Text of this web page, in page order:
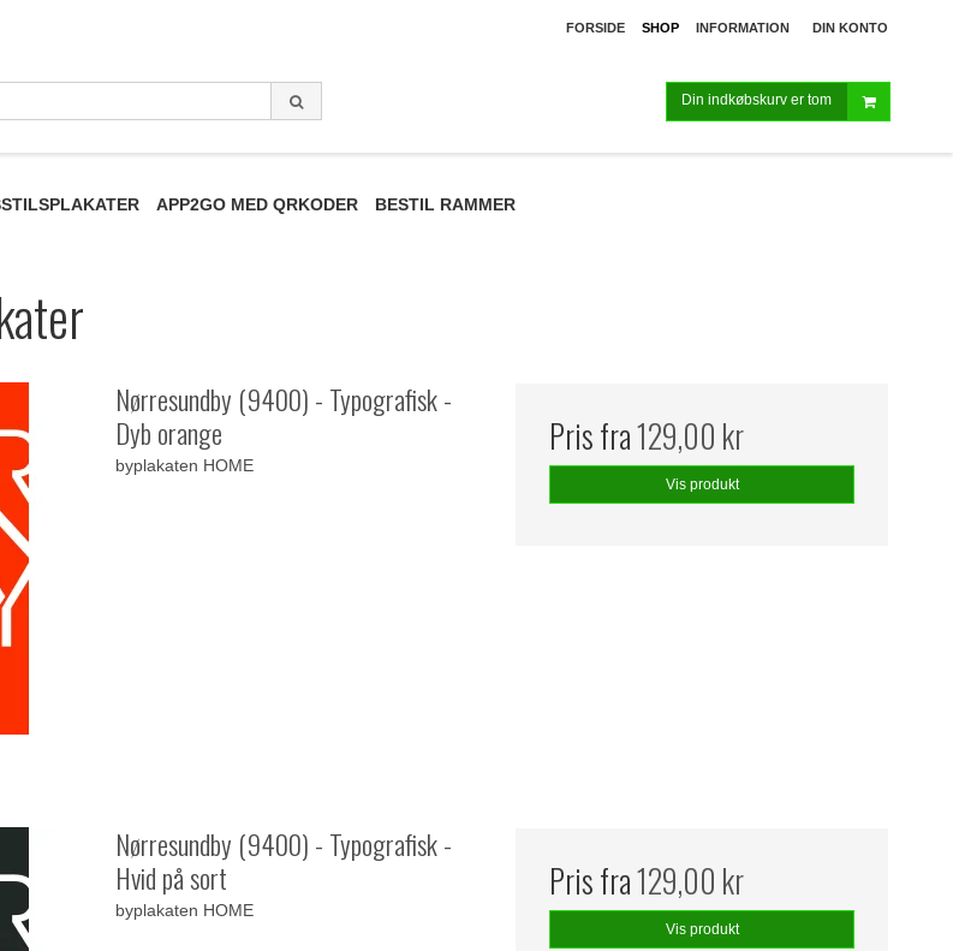
FORSIDE SHOP INFORMATION DIN KONTO
Din indkøbskurv er tom
APP2GO MED QRKODER BESTIL RAMMER
Nørresundby (9400) - Typografisk -
Dyb orange
byplakaten HOME
Pris fra129,00 kr
Vis produkt
Nørresundby (9400) - Typografisk -
Hvid på sort
byplakaten HOME
Pris fra129,00 kr
Vis produkt